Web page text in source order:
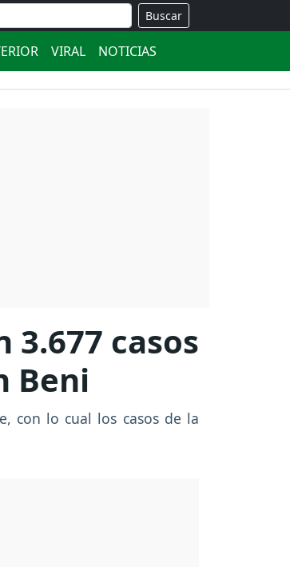
Buscar
VIRAL NOTICIAS
casos
Beni
con lo cual los casos de la